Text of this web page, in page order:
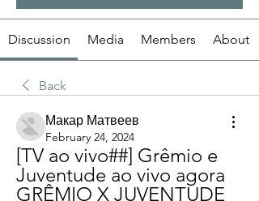
Discussion Media Members About
Back
Макар Матвеев
February 24, 2024
[TV ao vivo##] Grêmio e
Juventude ao vivo agora
GRÊMIO X JUVENTUDE